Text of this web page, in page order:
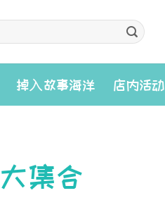
掉入故事海洋 店内活动
集合